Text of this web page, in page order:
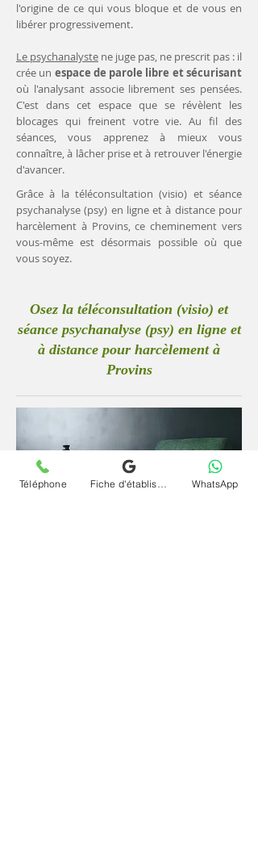
l'origine de ce qui vous bloque et de vous en
libérer progressivement.
Le psychanalyste ne juge pas, ne prescrit pas : il
crée un espace de parole libre et sécurisant
où l'analysant associe librement ses pensées.
C'est dans cet espace que se révèlent les
blocages qui freinent votre vie. Au fil des
séances, vous apprenez à mieux vous
connaître, à lâcher prise et à retrouver l'énergie
d'avancer.
Grâce à la téléconsultation (visio) et séance
psychanalyse (psy) en ligne et à distance pour
harcèlement à Provins, ce cheminement vers
vous-même est désormais possible où que
vous soyez.
Osez la téléconsultation (visio) et
séance psychanalyse (psy) en ligne et
à distance pour harcèlement à
Provins
Téléphone WhatsApp